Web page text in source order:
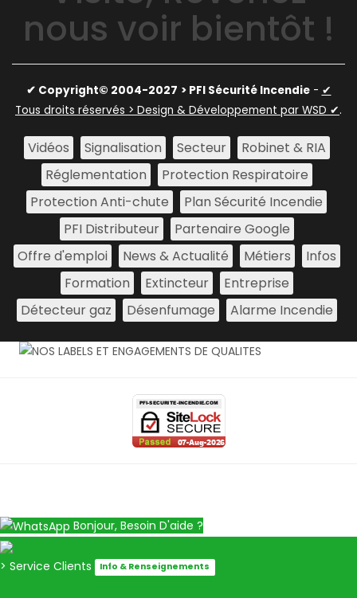
nous voir bientôt !
✔ Copyright© 2004-2027 > PFI Sécurité Incendie- ✔
Tous droits réservés > Design & Développement par WSD ✔.
Vidéos Signalisation Secteur
Robinet & RIA
Réglementation
Protection Respiratoire
Protection Anti-chute
Plan Sécurité Incendie
PFI Distributeur
Partenaire Google
Offre d'emploi
News & Actualité Métiers
Infos
Formation
Extincteur
Entreprise
Détecteur gaz
Désenfumage Alarme Incendie
Bonjour, Besoin D'aide ?
> Service Clients Info & Renseignements